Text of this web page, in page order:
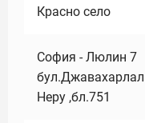
Красно село
София - Люлин 7
бул.Джавахарлал
Неру ,бл.751